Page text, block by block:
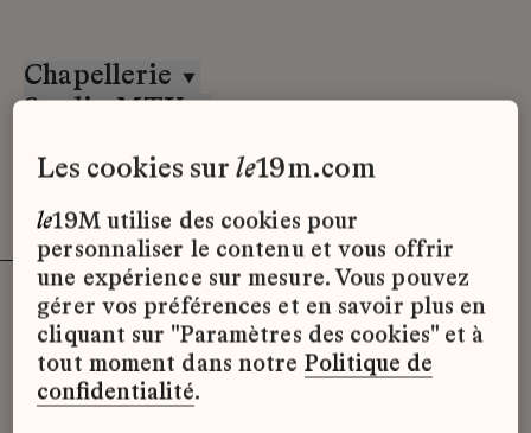
Chapellerie
Studio MTX
Désolé, il semble qu’il n’y ait pas
d’offres d’emploi disponibles pour le
moment.
les cookies surle19m.com
le19M utilise des cookies pour
personnaliser le contenu et vous offrir
une expérience sur mesure. Vous pouvez
gérer vos préférences et en savoir plus en
cliquant sur "Paramètres des cookies" et à
tout moment dans notre Politique de
confidentialité.